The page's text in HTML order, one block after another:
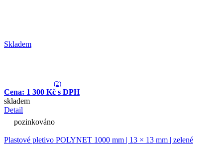
Skladem
(2)
Cena: 1 300 Kč s DPH
skladem
Detail
pozinkováno
Plastové pletivo POLYNET 1000 mm | 13 × 13 mm | zelené